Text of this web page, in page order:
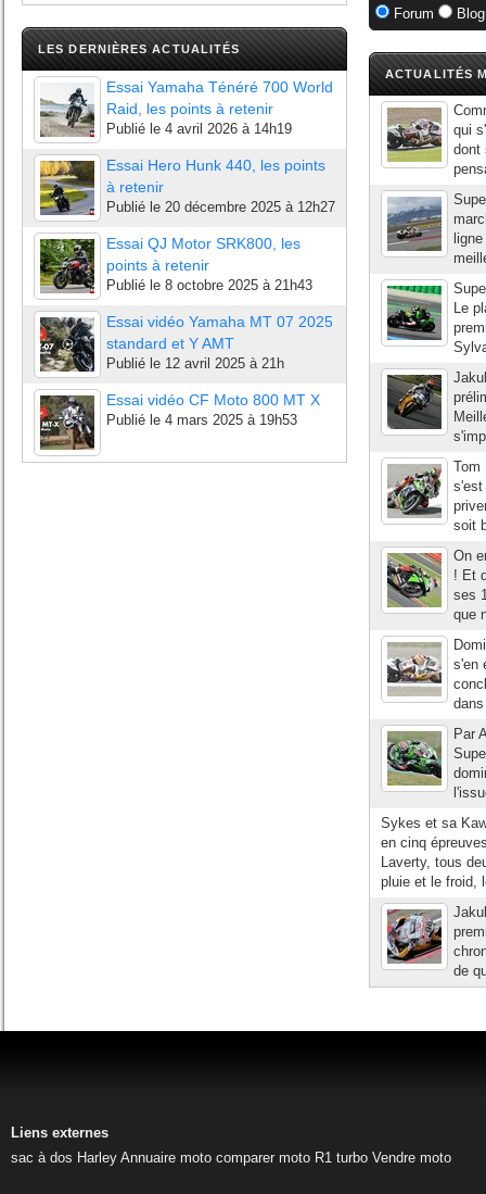
LES DERNIÈRES ACTUALITÉS
Essai Yamaha Ténéré 700 World
Raid, les points à retenir
Publié le 4 avril 2026 à 14h19
Essai Hero Hunk 440, les points
à retenir
Publié le 20 décembre 2025 à 12h27
Essai QJ Motor SRK800, les
points à retenir
Publié le 8 octobre 2025 à 21h43
Essai vidéo Yamaha MT 07 2025
standard et Y AMT
Publié le 12 avril 2025 à 21h
Essai vidéo CF Moto 800 MT X
Publié le 4 mars 2025 à 19h53
Forum
ACTUALITÉS
qui
dont
Le
Tom
s'est
soit
On
! Et
ses
que
s'en
Par
Sykes et sa
en cinq
Laverty, tous
pluie et le froid,
de
Liens externes
sac à dos Harley Annuaire moto comparer moto R1 turbo Vendre moto